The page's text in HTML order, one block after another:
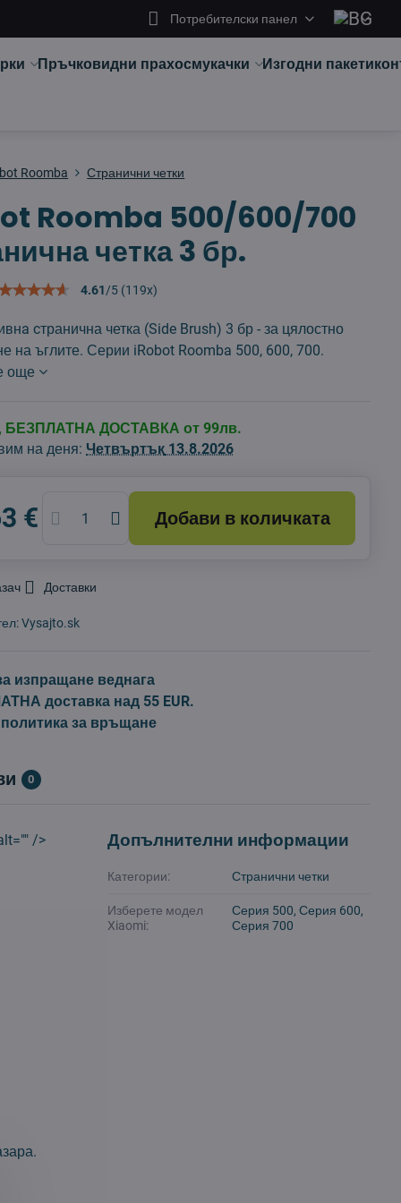
Потребителски панел
Пръчковидни прахосмукачки Изгодни пакети
Roomba Странични четки
Roomba 500/600/700
четка 3 бр.
4.61/5 (119x)
cтранична четка (Side Brush) 3 бр - за цялостно
на ъглите. Серии iRobot Roomba 500, 600, 700.
още
БЕЗПЛАТНА ДОСТАВКА от 99лв.
на деня: Четвъртък 13.8.2026
€ Добави в количката
Доставки
Vysajto.sk
изпращане веднага
доставка над 55 EUR.
политика за връщане
0
/>
Допълнителни информации
Категории: Странични четки
Изберете модел
Xiaomi:
Серия 500, Серия 600,
Серия 700